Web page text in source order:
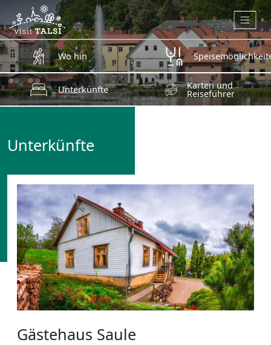
Zum Hauptinhalt springen
Wo hin
Unterkünfte Karten und
Reiseführer
Unterkünfte
Gästehaus Saule